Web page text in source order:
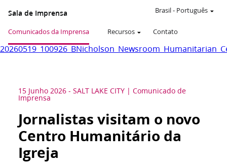
Sala de Imprensa
Comunicados da Imprensa Recursos Contato
Brasil- Português
15 Junho 2026 - SALT LAKE CITY Comunicado de
Imprensa
Jornalistas visitam o novo
Centro Humanitário da
Igreja